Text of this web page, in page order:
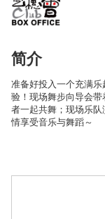
简介
准备好投入一个充满
验！现场舞步向导会
者一起共舞；现场乐
情享受音乐与舞蹈～